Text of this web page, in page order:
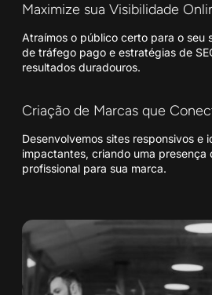
Maximize sua Visibilidade
Atraímos o público certo para o seu
de tráfego pago e estratégias de
resultados duradouros.
Criação de Marcas que
Desenvolvemos sites responsivos e
impactantes, criando uma presença
profissional para sua marca.